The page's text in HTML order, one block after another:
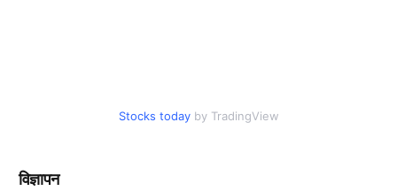
Stocks today by TradingView
विज्ञापन